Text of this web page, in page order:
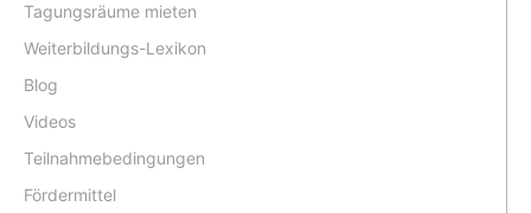
Tagungsräume mieten
Weiterbildungs-Lexikon
Blog
Videos
Teilnahmebedingungen
Fördermittel